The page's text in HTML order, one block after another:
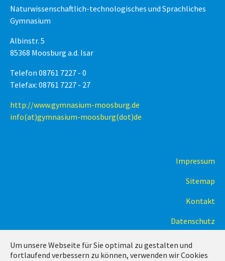
Um unsere Webseite für Sie optimal zu gestalten und
fortlaufend verbessern zu können, verwenden wir Cookies
Naturwissenschaftlich-technologisches und Sprachliches
Gymnasium
Albinstr. 5
85368 Moosburg a.d. Isar
Telefon 08761 7227 - 0
Telefax: 08761 7227 - 27
http://www.gymnasium-moosburg.de
info(at)gymnasium-moosburg(dot)de
Impressum
Sitemap
Kontakt
Datenschutz